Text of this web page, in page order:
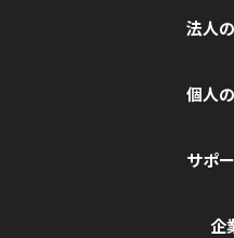
法人
個人
サポ
企